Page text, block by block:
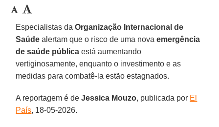
Especialistas daOrganização Internacional de
Saúde alertam que o risco de uma novaemergência
de saúde pública está aumentando
vertiginosamente, enquanto o investimento e as
medidas para combatê-la estão estagnados.
A reportagem é deJessica Mouzo, publicada por El
País, 18-05-2026.